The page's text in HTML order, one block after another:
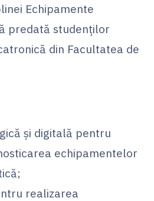
Echipamente
predată studenţilor
din Facultatea de
şi digitală pentru
echipamentelor
realizarea